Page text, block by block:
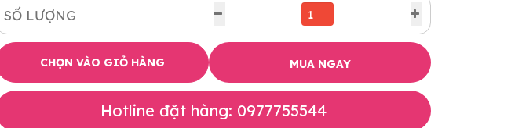
SỐ LƯỢNG
CHỌN VÀO GIỎ HÀNG MUA NGAY
Hotline đặt hàng: 0977755544